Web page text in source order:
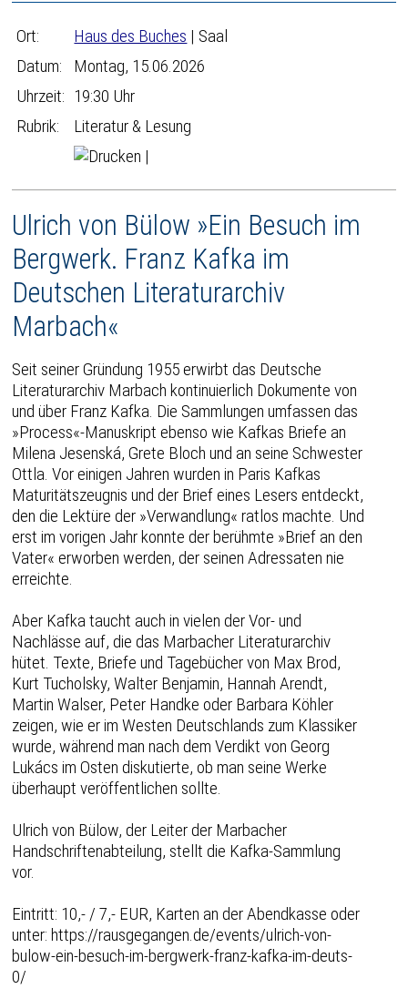
Ort: Haus des Buches | Saal
Datum:
Montag, 15.06.2026
Uhrzeit: 19:30 Uhr
Rubrik:
Literatur & Lesung
|
Ulrich von Bülow »Ein Besuch im
Bergwerk. Franz Kafka im
Deutschen Literaturarchiv
Marbach«
Seit seiner Gründung 1955 erwirbt das Deutsche
Literaturarchiv Marbach kontinuierlich Dokumente von
und über Franz Kafka. Die Sammlungen umfassen das
»Process«-Manuskript ebenso wie Kafkas Briefe an
Milena Jesenská, Grete Bloch und an seine Schwester
Ottla. Vor einigen Jahren wurden in Paris Kafkas
Maturitätszeugnis und der Brief eines Lesers entdeckt,
den die Lektüre der »Verwandlung« ratlos machte. Und
erst im vorigen Jahr konnte der berühmte »Brief an den
Vater« erworben werden, der seinen Adressaten nie
erreichte.
Aber Kafka taucht auch in vielen der Vor- und
Nachlässe auf, die das Marbacher Literaturarchiv
hütet. Texte, Briefe und Tagebücher von Max Brod,
Kurt Tucholsky, Walter Benjamin, Hannah Arendt,
Martin Walser, Peter Handke oder Barbara Köhler
zeigen, wie er im Westen Deutschlands zum Klassiker
wurde, während man nach dem Verdikt von Georg
Lukács im Osten diskutierte, ob man seine Werke
überhaupt veröffentlichen sollte.
Ulrich von Bülow, der Leiter der Marbacher
Handschriftenabteilung, stellt die Kafka-Sammlung
vor.
Eintritt: 10,- / 7,- EUR, Karten an der Abendkasse oder
unter: https://rausgegangen.de/events/ulrich-von-
bulow-ein-besuch-im-bergwerk-franz-kafka-im-deuts-
0/